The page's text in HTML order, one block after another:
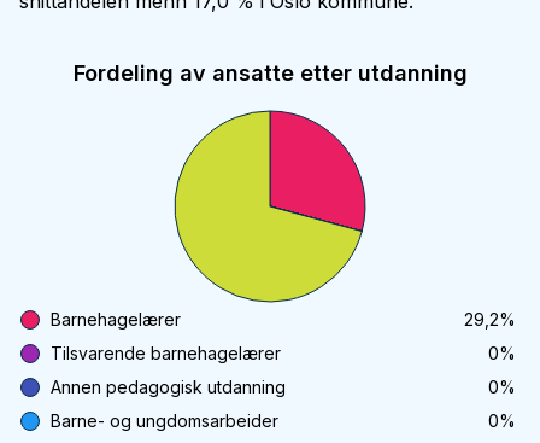
Fordeling av ansatte etter utdanning
Barnehagelærer 29,2%
Tilsvarende barnehagelærer
0%
Annen pedagogisk utdanning
0%
Barne- og ungdomsarbeider
0%